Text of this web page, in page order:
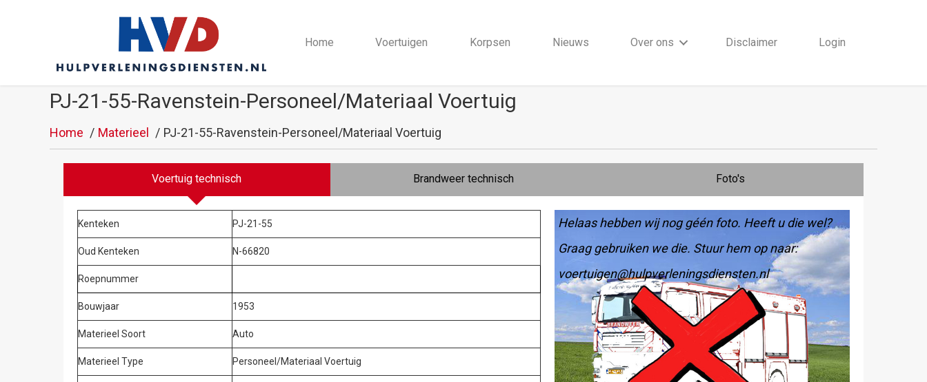
Home Voertuigen Korpsen Nieuws Over ons Disclaimer Login
PJ-21-55-Ravenstein-Personeel/Materiaal Voertuig
Home Materieel PJ-21-55-Ravenstein-Personeel/Materiaal Voertuig
Voertuig technisch Brandweer technisch Foto's
Kenteken PJ-21-55
Oud Kenteken N-66820
Roepnummer
Bouwjaar 1953
Materieel Soort Auto
Materieel Type Personeel/Materiaal Voertuig
Helaas hebben wij nog géén foto. Heeft u die wel?
Graag gebruiken we die. Stuur hem op naar:
voertuigen@hulpverleningsdiensten.nl